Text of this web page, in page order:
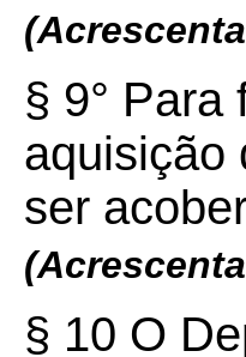
§ 9° Para
aquisição
ser
§ 10 O